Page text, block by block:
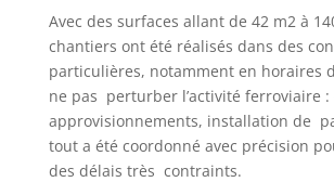
Avec des surfaces allant de 42 m2 à
chantiers ont été réalisés dans des
particulières, notamment en horaires
ne pas perturber l’activité ferroviaire
approvisionnements, installation de
tout a été coordonné avec précision
des délais très contraints.